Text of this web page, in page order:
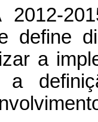
define
a
a